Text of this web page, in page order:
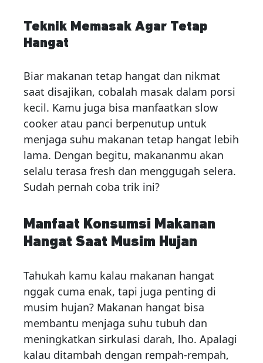
Teknik Memasak Agar Tetap
Hangat
Biar makanan tetap hangat dan nikmat
saat disajikan, cobalah masak dalam porsi
kecil. Kamu juga bisa manfaatkan slow
cooker atau panci berpenutup untuk
menjaga suhu makanan tetap hangat lebih
lama. Dengan begitu, makananmu akan
selalu terasa fresh dan menggugah selera.
Sudah pernah coba trik ini?
Manfaat Konsumsi Makanan
Hangat Saat Musim Hujan
Tahukah kamu kalau makanan hangat
nggak cuma enak, tapi juga penting di
musim hujan? Makanan hangat bisa
membantu menjaga suhu tubuh dan
meningkatkan sirkulasi darah, lho. Apalagi
kalau ditambah dengan rempah-rempah,